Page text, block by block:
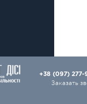
+38 (097) 277-
Заказать